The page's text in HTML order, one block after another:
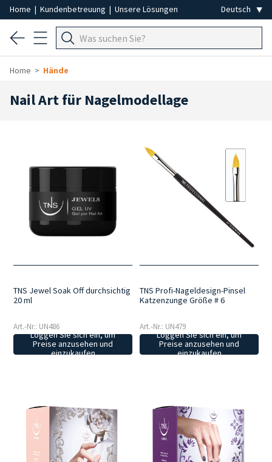
Home | Kundenbetreuung | Unsere Lösungen
Home Hände
Nail Art für Nagelmodellage
TNS Jewel Soak Off durchsichtig
20 ml
Art.-Nr.: UN486
Loggen Sie sich ein, um
Preise anzusehen und
einzukaufen
TNS Profi-Nageldesign-Pinsel
Katzenzunge Größe # 6
Art.-Nr.: UN479
Loggen Sie sich ein, um
Preise anzusehen und
einzukaufen